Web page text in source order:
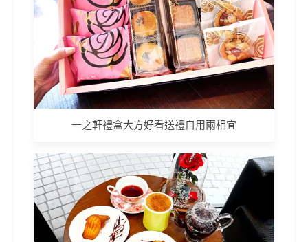
一之軒禮盒大方好看送禮自用兩相宜